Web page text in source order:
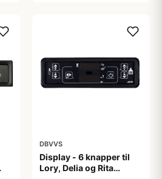
DBVVS
Display - 6 knapper til
Lory, Delia og Rita